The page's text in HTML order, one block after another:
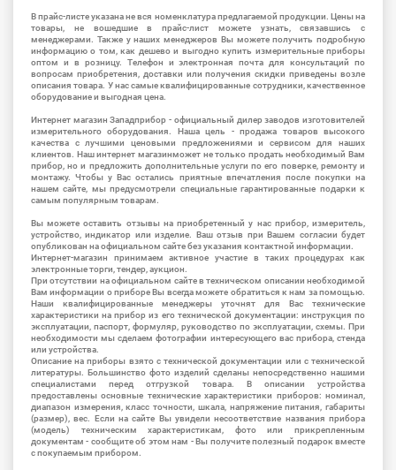
В прайс-листе указана не вся номенклатура предлагаемой продукции. Цены на
товары, не вошедшие в прайс-лист можете узнать, связавшись с
менеджерами. Также у наших менеджеров Вы можете получить подробную
информацию о том, как дешево и выгодно купить измерительные приборы
оптом и в розницу. Телефон и электронная почта для консультаций по
вопросам приобретения, доставки или получения скидки приведены возле
описания товара. У нас самые квалифицированные сотрудники, качественное
оборудование и выгодная цена.
Интернет магазин Западприбор - официальный дилер заводов изготовителей
измерительного оборудования. Наша цель - продажа товаров высокого
качества с лучшими ценовыми предложениями и сервисом для наших
клиентов. Наш интернет магазинможет не только продать необходимый Вам
прибор, но и предложить дополнительные услуги по его поверке, ремонту и
монтажу. Чтобы у Вас остались приятные впечатления после покупки на
нашем сайте, мы предусмотрели специальные гарантированные подарки к
самым популярным товарам.
Вы можете оставить отзывы на приобретенный у нас прибор, измеритель,
устройство, индикатор или изделие. Ваш отзыв при Вашем согласии будет
опубликован на официальном сайте без указания контактной информации.
Интернет-магазин принимаем активное участие в таких процедурах как
электронные торги, тендер, аукцион.
При отсутствии на официальном сайте в техническом описании необходимой
Вам информации о приборе Вы всегда можете обратиться к нам за помощью.
Наши квалифицированные менеджеры уточнят для Вас технические
характеристики на прибор из его технической документации: инструкция по
эксплуатации, паспорт, формуляр, руководство по эксплуатации, схемы. При
необходимости мы сделаем фотографии интересующего вас прибора, стенда
или устройства.
Описание на приборы взято с технической документации или с технической
литературы. Большинство фото изделий сделаны непосредственно нашими
специалистами перед отгрузкой товара. В описании устройства
предоставлены основные технические характеристики приборов: номинал,
диапазон измерения, класс точности, шкала, напряжение питания, габариты
(размер), вес. Если на сайте Вы увидели несоответствие названия прибора
(модель) техническим характеристикам, фото или прикрепленным
документам - сообщите об этом нам - Вы получите полезный подарок вместе
с покупаемым прибором.